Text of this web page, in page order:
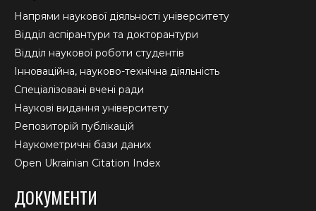
Напрями наукової діяльності університету
Відділ аспірантури та докторантури
Відділ наукової роботи студентів
Інноваційна, науково-технічна діяльність
Спеціалізовані вчені ради
Наукові видання університету
Репозиторій публікацій
Наукометричні бази даних
Open Ukrainian Citation Index
ДОКУМЕНТИ